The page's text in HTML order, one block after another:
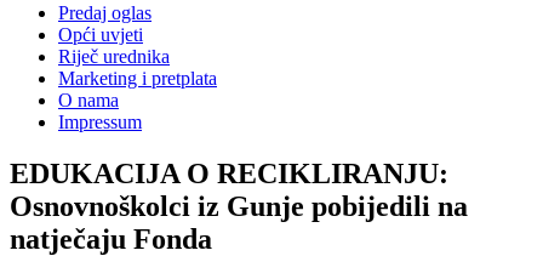
Predaj oglas
Opći uvjeti
Riječ urednika
Marketing i pretplata
O nama
Impressum
EDUKACIJA O RECIKLIRANJU:
Osnovnoškolci iz Gunje pobijedili na
natječaju Fonda